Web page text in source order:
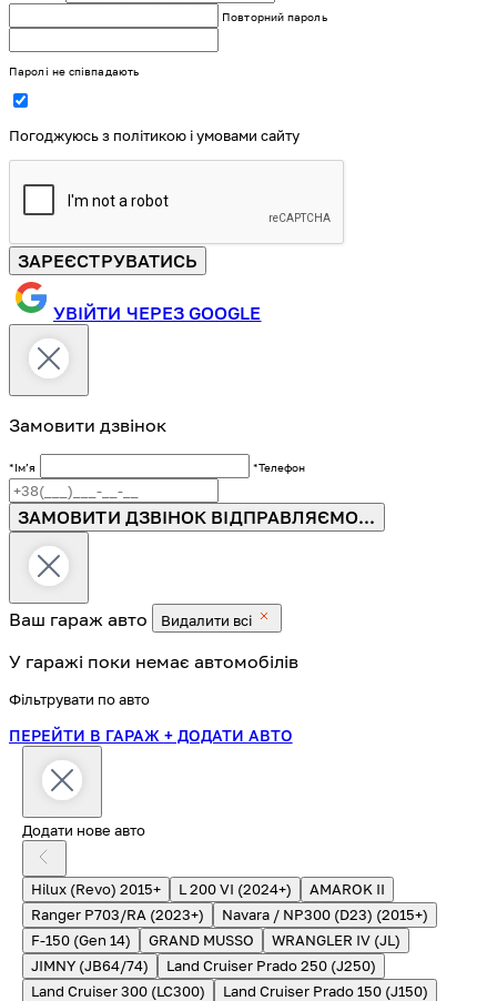
Повторний пароль
Паролі не співпадають
Погоджуюсь з політикою і умовами сайту
ЗАРЕЄСТРУВАТИСЬ
УВІЙТИ ЧЕРЕЗ GOOGLE
Замовити дзвінок
*Імʼя *Телефон
ЗАМОВИТИ ДЗВІНОК ВІДПРАВЛЯЄМО...
Ваш гараж авто Видалити всі
У гаражі поки немає автомобілів
Фільтрувати по авто
ПЕРЕЙТИ В ГАРАЖ + ДОДАТИ АВТО
Додати нове авто
Hilux (Revo) 2015+ L 200 VI (2024+)
AMAROK II
Ranger P703/RA (2023+)
Navara / NP300 (D23) (2015+)
F-150 (Gen 14)
GRAND MUSSO
WRANGLER IV (JL)
JIMNY (JB64/74)
Land Cruiser Prado 250 (J250)
Land Cruiser 300 (LC300)
Land Cruiser Prado 150 (J150)